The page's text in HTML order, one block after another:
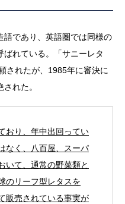
語であり、英語圏では同様の
れている。「サニーレタ
されたが、1985年に審決に
れた。
おり、年中出回ってい
なく、八百屋、スーパ
いて、通常の野菜類と
のリーフ型レタスを
販売されている事実が